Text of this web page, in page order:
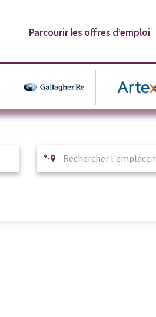
Parcourir les offres d’emploi